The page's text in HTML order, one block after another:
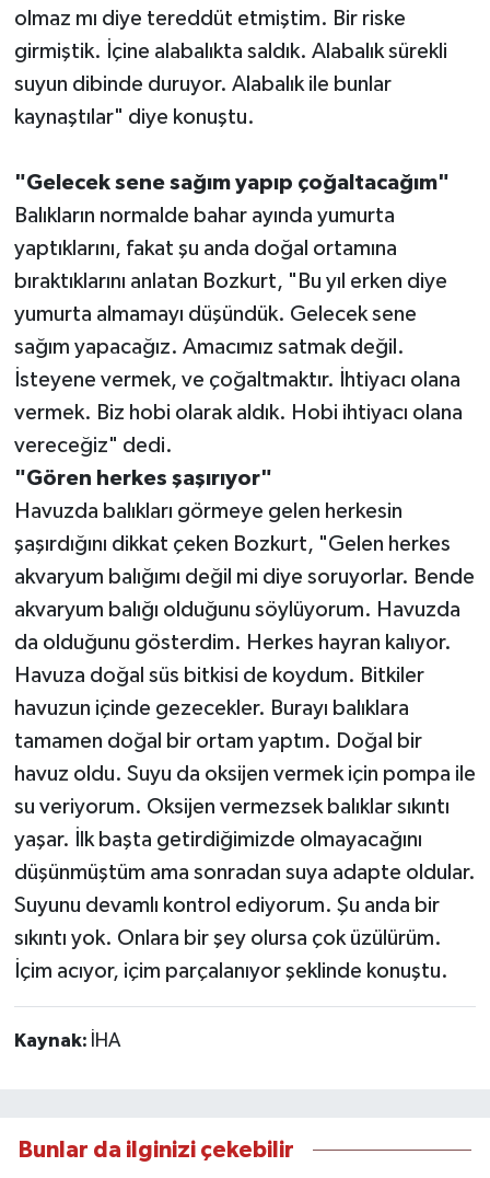
olmaz mı diye tereddüt etmiştim. Bir riske
girmiştik. İçine alabalıkta saldık. Alabalık sürekli
suyun dibinde duruyor. Alabalık ile bunlar
kaynaştılar" diye konuştu.
"Gelecek sene sağım yapıp çoğaltacağım"
Balıkların normalde bahar ayında yumurta
yaptıklarını, fakat şu anda doğal ortamına
bıraktıklarını anlatan Bozkurt, "Bu yıl erken diye
yumurta almamayı düşündük. Gelecek sene
sağım yapacağız. Amacımız satmak değil.
İsteyene vermek, ve çoğaltmaktır. İhtiyacı olana
vermek. Biz hobi olarak aldık. Hobi ihtiyacı olana
vereceğiz" dedi.
"Gören herkes şaşırıyor"
Havuzda balıkları görmeye gelen herkesin
şaşırdığını dikkat çeken Bozkurt, "Gelen herkes
akvaryum balığımı değil mi diye soruyorlar. Bende
akvaryum balığı olduğunu söylüyorum. Havuzda
da olduğunu gösterdim. Herkes hayran kalıyor.
Havuza doğal süs bitkisi de koydum. Bitkiler
havuzun içinde gezecekler. Burayı balıklara
tamamen doğal bir ortam yaptım. Doğal bir
havuz oldu. Suyu da oksijen vermek için pompa ile
su veriyorum. Oksijen vermezsek balıklar sıkıntı
yaşar. İlk başta getirdiğimizde olmayacağını
düşünmüştüm ama sonradan suya adapte oldular.
Suyunu devamlı kontrol ediyorum. Şu anda bir
sıkıntı yok. Onlara bir şey olursa çok üzülürüm.
İçim acıyor, içim parçalanıyor şeklinde konuştu.
Kaynak: İHA
Bunlar da ilginizi çekebilir